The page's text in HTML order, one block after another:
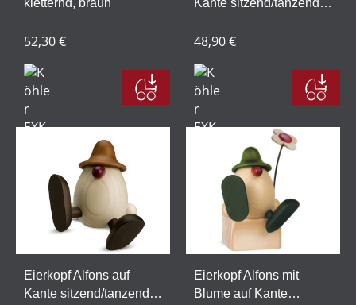
kletternd, braun
52,30 €
Kante sitzend/tanzend,
48,90 €
Eierkopf Alfons auf
Kante sitzend/tanzend,
Eierkopf Alfons mit
Blume auf Kante